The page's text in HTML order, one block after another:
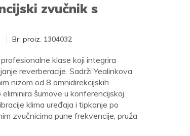
zvučnik s
Br. proiz. 1304032
klase koji integrira
reverberacije. Sadrži Yealinkova
nizom od 8 omnidirekcijskih
šumove u konferencijskoj
klima uređaja i tipkanje po
zvučnicima pune frekvencije, pruža